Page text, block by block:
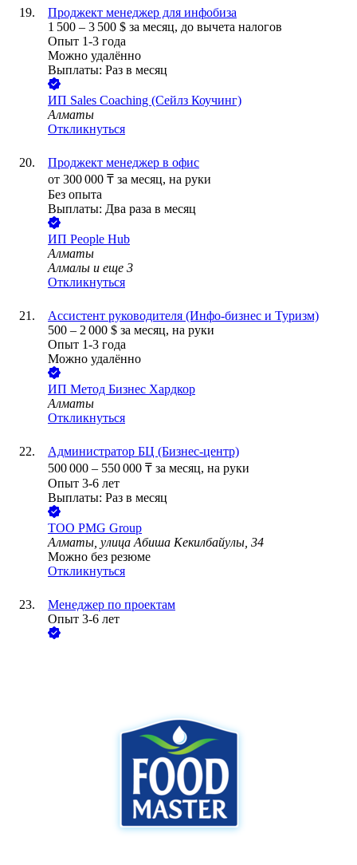
Проджект менеджер для инфобиза
1 500 – 3 500 $ за месяц, до вычета налогов
Опыт 1-3 года
Можно удалённо
Выплаты: Раз в месяц
ИП Sales Coaching (Сейлз Коучинг)
Алматы
Откликнуться
Проджект менеджер в офис
от 300 000 ₸ за месяц, на руки
Без опыта
Выплаты: Два раза в месяц
ИП People Hub
Алматы
Алмалы и еще 3
Откликнуться
Ассистент руководителя (Инфо-бизнес и Туризм)
500 – 2 000 $ за месяц, на руки
Опыт 1-3 года
Можно удалённо
ИП Метод Бизнес Хардкор
Алматы
Откликнуться
Администратор БЦ (Бизнес-центр)
500 000 – 550 000 ₸ за месяц, на руки
Опыт 3-6 лет
Выплаты: Раз в месяц
ТОО PMG Group
Алматы, улица Абиша Кекилбайулы, 34
Можно без резюме
Откликнуться
Менеджер по проектам
Опыт 3-6 лет